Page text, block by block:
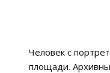
Человек с
площади.